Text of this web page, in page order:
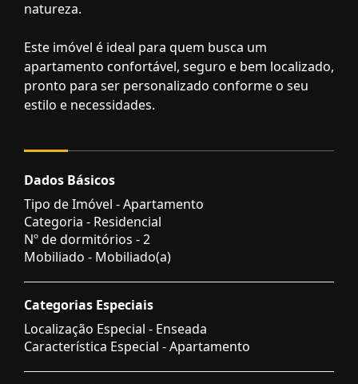
natureza.
Este imóvel é ideal para quem busca um
apartamento confortável, seguro e bem localizado,
pronto para ser personalizado conforme o seu
estilo e necessidades.
Dados Básicos
Tipo de Imóvel - Apartamento
Categoria - Residencial
Nº de dormitórios - 2
Mobiliado - Mobiliado(a)
Categorias Especiais
Localização Especial - Enseada
Característica Especial - Apartamento